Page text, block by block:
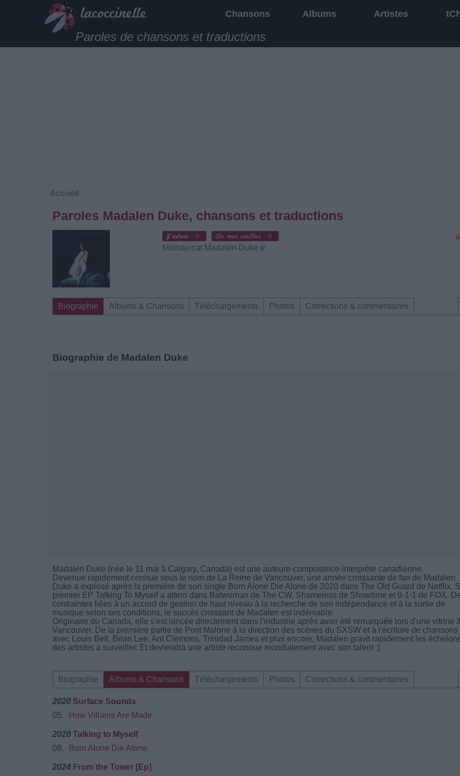
Chansons Albums Artistes
Paroles de chansons et traductions
Accueil
Paroles Madalen Duke, chansons et traductions
0 0
Monstercat Madalen-Duke
Biographie Albums & Chansons Téléchargements Photos Corrections & commentaires
Biographie de Madalen Duke
Madalen Duke (née le 11 mai à Calgary, Canada) est une auteure-compositrice-interprète canadienne.
Devenue rapidement connue sous le nom de La Reine de Vancouver, une armée croissante de fan de Madalen
Duke a explosé après la première de son single Born Alone Die Alone de 2020 dans The Old Guard de Netflix.
premier EP Talking To Myself a atterri dans Batwoman de The CW, Shameless de Showtime et 9-1-1 de FOX.
contraintes liées à un accord de gestion de haut niveau à la recherche de son indépendance et à la sortie de
musique selon ses conditions, le succès croissant de Madalen est indéniable.
Originaire du Canada, elle s'est lancée directement dans l'industrie après avoir été remarquée lors d'une vitrine
Vancouver. De la première partie de Post Malone à la direction des scènes du SXSW et à l'écriture de chansons
avec Louis Bell, Brian Lee, Ant Clemons, Trinidad James et plus encore, Madalen gravit rapidement les
des artistes à surveiller. Et deviendra une artiste reconnue mondialement avec son talent :)
Biographie Albums & Chansons Téléchargements Photos Corrections & commentaires
2020 Surface Sounds
05.
How Villains Are Made
2020 Talking to Myself
08.
Born Alone Die Alone
2024 From the Tower [Ep]